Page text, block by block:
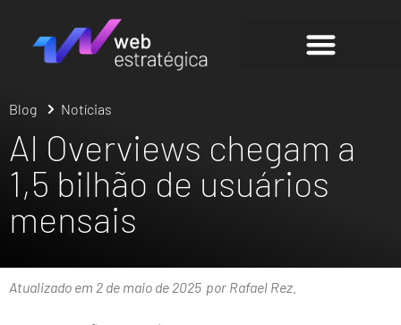
Blog Notícias
AI Overviews chegam a
1,5 bilhão de usuários
mensais
Atualizado em 2 de maio de 2025 por Rafael Rez.